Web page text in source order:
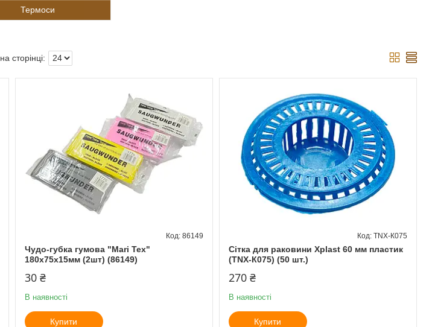
Термоси
Чудо-губка гумова "Mari Tex"
180х75х15мм (2шт) (86149)
86149
30 ₴
В наявності
Купити
Сітка для раковини Xplast 60 мм пластик
(TNX-К075) (50 шт.)
TNX-К075
270 ₴
В наявності
Купити